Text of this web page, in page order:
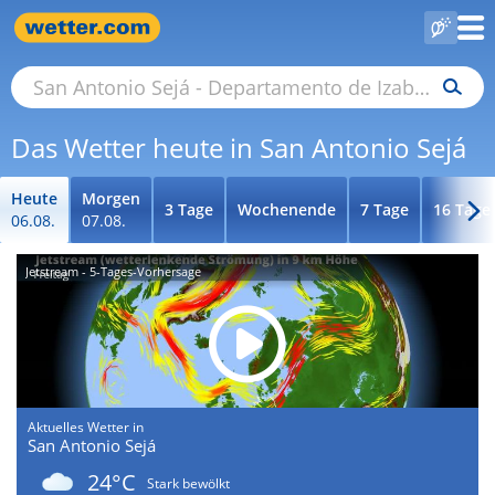
Das Wetter heute in San Antonio Sejá
Heute
06.08.
Morgen
07.08.
3 Tage Wochenende 7 Tage 16 Tage
Jetstream - 5-Tages-Vorhersage
Aktuelles Wetter in
San Antonio Sejá
24°C
Stark bewölkt